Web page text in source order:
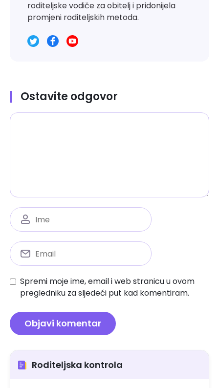
roditeljske vodiče za obitelj i pridonijela
promjeni roditeljskih metoda.
Ostavite odgovor
Spremi moje ime, email i web stranicu u ovom
pregledniku za sljedeći put kad komentiram.
Roditeljska kontrola